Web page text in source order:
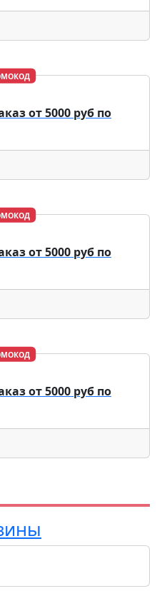
от 5000 руб по
от 5000 руб по
от 5000 руб по